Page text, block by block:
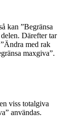
kan ”Begränsa
Därefter tar
med rak
maxgiva”.
viss totalgiva
användas.